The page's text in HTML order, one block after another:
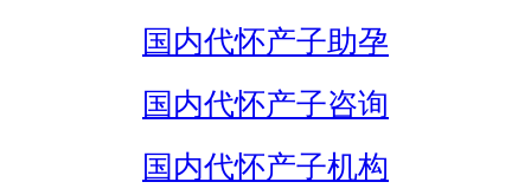
国内代怀产子助孕
国内代怀产子咨询
国内代怀产子机构